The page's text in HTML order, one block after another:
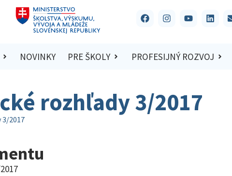
NOVINKY PRE ŠKOLY PROFESIJNÝ ROZVOJ
rozhľady 3/2017
3/2017